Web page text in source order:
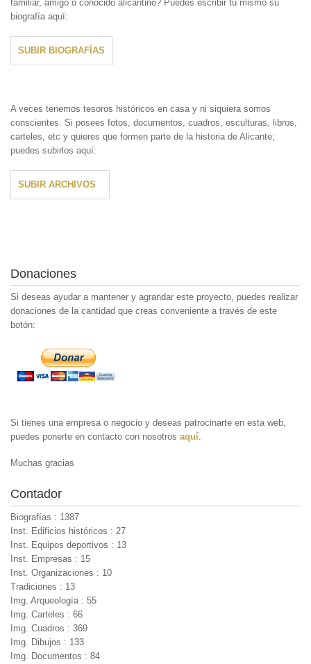
familiar, amigo o conocido alicantino? Puedes escribir tú mismo su
biografía aquí:
SUBIR BIOGRAFÍAS
A veces tenemos tesoros históricos en casa y ni siquiera somos
conscientes. Si posees fotos, documentos, cuadros, esculturas, libros,
carteles, etc y quieres que formen parte de la historia de Alicante;
puedes subirlos aquí:
SUBIR ARCHIVOS
Donaciones
Si deseas ayudar a mantener y agrandar este proyecto, puedes realizar
donaciones de la cantidad que creas conveniente a través de este
botón:
Si tienes una empresa o negocio y deseas patrocinarte en esta web,
puedes ponerte en contacto con nosotros aquí
Muchas gracias
Contador
Biografías : 1387
Inst. Edificios históricos : 27
Inst. Equipos deportivos : 13
Inst. Empresas : 15
Inst. Organizaciones : 10
Tradiciones : 13
Img. Arqueología : 55
Img. Carteles : 66
Img. Cuadros : 369
Img. Dibujos : 133
Img. Documentos : 84